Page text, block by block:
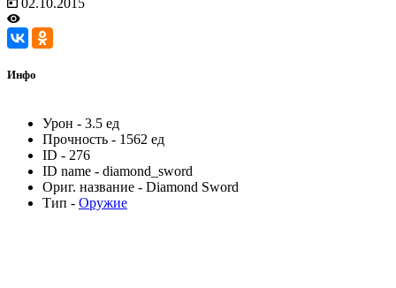
Инфо
Урон - 3.5 ед
Прочность - 1562 ед
ID - 276
ID name - diamond_sword
Ориг. название - Diamond Sword
Тип - Оружие